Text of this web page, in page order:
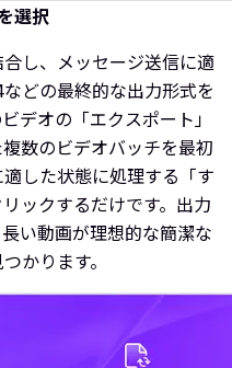
選択
し、メッセージ送信に適
どの最終的な出力形式を
デオの「エクスポート」
数のビデオバッチを最初
した状態に処理する「す
ックするだけです。出力
い動画が理想的な簡潔な
かります。